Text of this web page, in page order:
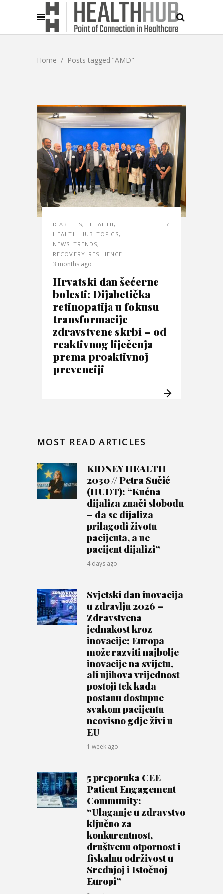
Home / Posts tagged "AMD"
DIABETES, EHEALTH,
HEALTH_HUB_TOPICS,
NEWS_TRENDS,
RECOVERY_RESILIENCE
3 months ago
Hrvatski dan šećerne
bolesti: Dijabetička
retinopatija u fokusu
transformacije
zdravstvene skrbi – od
reaktivnog liječenja
prema proaktivnoj
prevenciji
MOST READ ARTICLES
KIDNEY HEALTH
2030 // Petra Sučić
(HUDT): “Kućna
dijaliza znači slobodu
– da se dijaliza
prilagodi životu
pacijenta, a ne
pacijent dijalizi”
4 days ago
Svjetski dan inovacija
u zdravlju 2026 –
Zdravstvena
jednakost kroz
inovacije; Europa
može razviti najbolje
inovacije na svijetu,
ali njihova vrijednost
postoji tek kada
postanu dostupne
svakom pacijentu
neovisno gdje živi u
EU
1 week ago
5 preporuka CEE
Patient Engagement
Community:
“Ulaganje u zdravstvo
ključno za
konkurentnost,
društvenu otpornost i
fiskalnu održivost u
Srednjoj i Istočnoj
Europi”